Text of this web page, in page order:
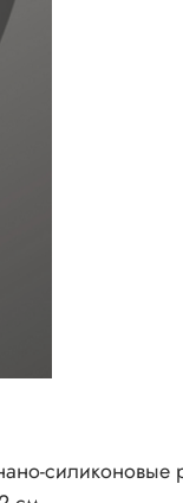
силиконовые